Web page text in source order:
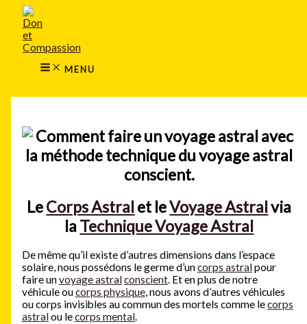
Aller
contenu
MENU
LeCorps Astralet leVoyage Astralvia
laTechnique Voyage Astral
De même qu’il existe d’autres dimensions dans l’espace
solaire, nous possédons le germe d’uncorps astralpour
faire unvoyage astralconscient. Et en plus de notre
véhicule oucorps physique, nous avons d’autres véhicules
ou corps invisibles au commun des mortels comme lecorps
astralou lecorps mental.